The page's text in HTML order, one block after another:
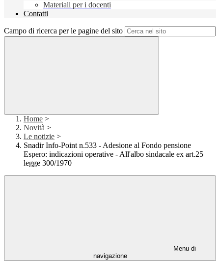
Materiali per i docenti
Contatti
Campo di ricerca per le pagine del sito
Home >
Novità >
Le notizie >
Snadir Info-Point n.533 - Adesione al Fondo pensione
Espero: indicazioni operative - All'albo sindacale ex art.25
legge 300/1970
Menu di
navigazione